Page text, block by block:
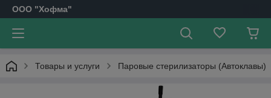
OOO "Хофма"
Товары и услуги Паровые стерилизаторы (Автоклавы)